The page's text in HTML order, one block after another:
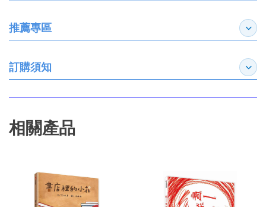
推薦專區 展開
訂購須知 展開
相關產品